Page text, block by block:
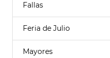
Fallas
Feria de Julio
Mayores